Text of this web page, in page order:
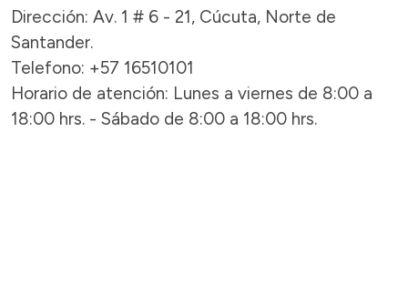
Dirección: Av. 1 # 6 - 21, Cúcuta, Norte de
Santander.
Telefono: +57 16510101
Horario de atención: Lunes a viernes de 8:00 a
18:00 hrs. - Sábado de 8:00 a 18:00 hrs.